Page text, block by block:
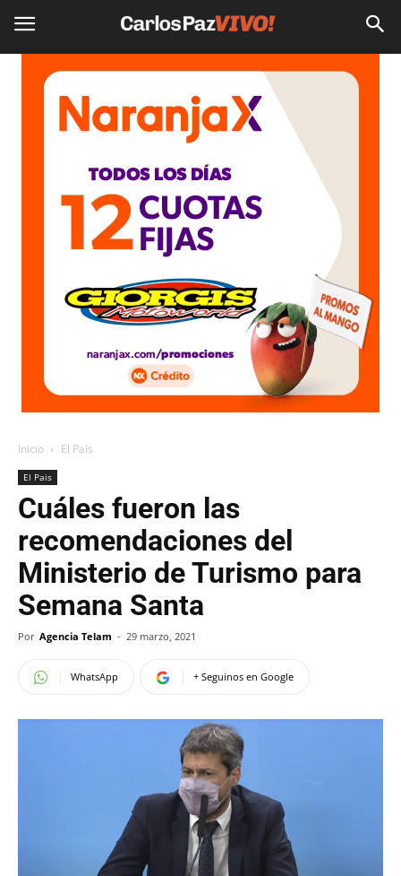
Inicio El Pais
El Pais
Cuáles fueron las
recomendaciones del
Ministerio de Turismo para
Semana Santa
Por Agencia Telam - 29 marzo, 2021
WhatsApp + Seguinos en Google